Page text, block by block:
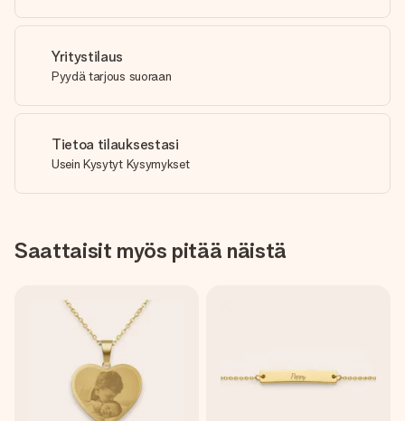
Yritystilaus
Pyydä tarjous suoraan
Tietoa tilauksestasi
Usein Kysytyt Kysymykset
Saattaisit myös pitää näistä